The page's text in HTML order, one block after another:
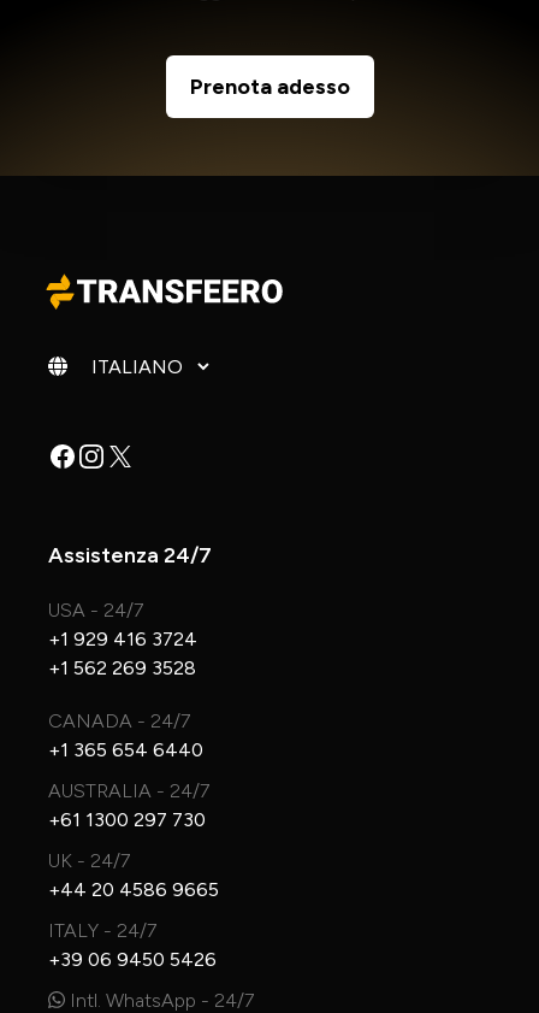
Prenota adesso
Cambia lingua
Facebook
Instagram
X
Assistenza 24/7
USA - 24/7
+1 929 416 3724
+1 562 269 3528
CANADA - 24/7
+1 365 654 6440
AUSTRALIA - 24/7
+61 1300 297 730
UK - 24/7
+44 20 4586 9665
ITALY - 24/7
+39 06 9450 5426
Intl. WhatsApp - 24/7